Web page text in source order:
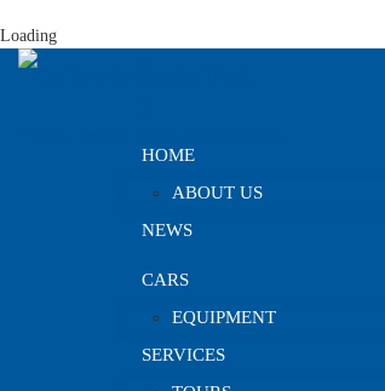
Loading
HOME
ABOUT US
NEWS
CARS
EQUIPMENT
SERVICES